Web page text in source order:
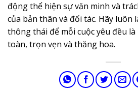
động thể hiện sự văn minh và
của bản thân và đối tác. Hãy luôn
thông thái để mỗi cuộc yêu đều
toàn, trọn vẹn và thăng hoa.